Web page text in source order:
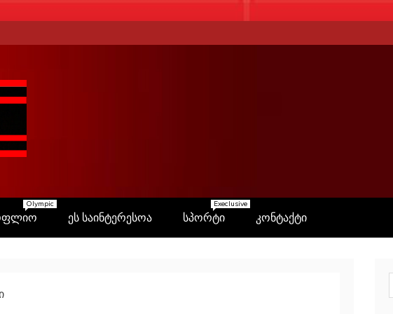
Olympic
ეს საინტერესოა სპორტი
Execlusive
კონტაქტი